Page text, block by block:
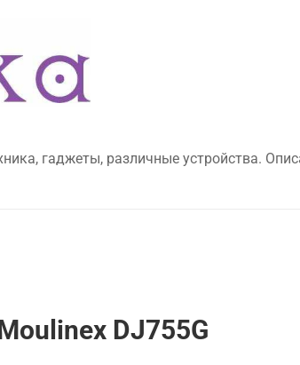
гаджеты, различные устройства.
DJ755G